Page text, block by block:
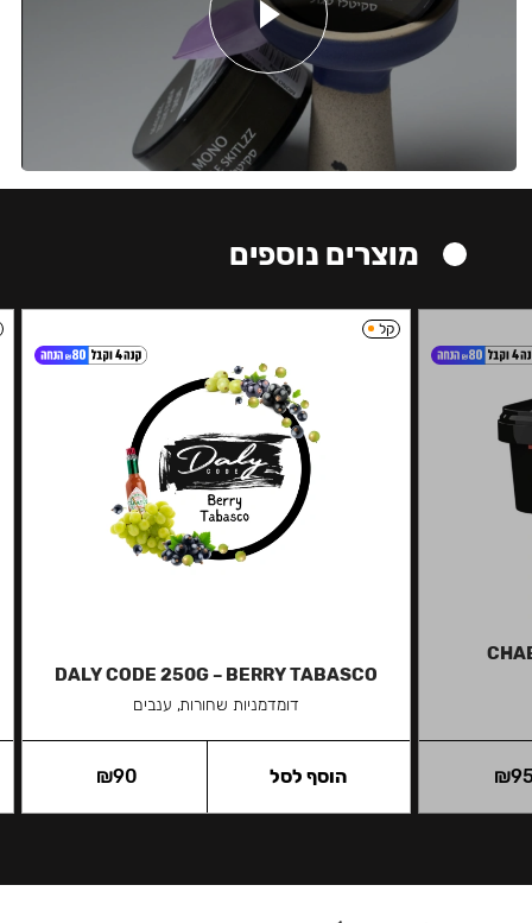
מוצרים נוספים
₪
קל
DALY CODE 250G – BERRY TABASCO
דומדמניות שחורות, ענבים
₪90 הוסף לסל